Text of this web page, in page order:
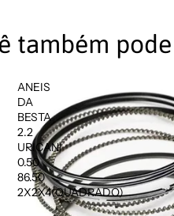
também
ANEIS
DA
BESTA
2.2
URICANI
0.50
86.50
2X2X4(QUADRADO)